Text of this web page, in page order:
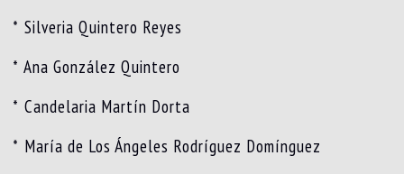
* ⁠Silveria Quintero Reyes
* ⁠Ana González Quintero
* ⁠Candelaria Martín Dorta
* ⁠María de Los Ángeles Rodríguez Domínguez